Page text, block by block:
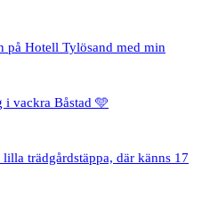
på Hotell Tylösand med min
i vackra Båstad 🩵
trädgårdstäppa, där känns 17